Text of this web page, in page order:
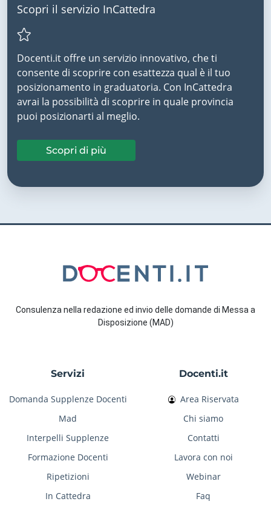
Scopri il servizio InCattedra
Docenti.it offre un servizio innovativo, che ti
consente di scoprire con esattezza qual è il tuo
posizionamento in graduatoria. Con InCattedra
avrai la possibilità di scoprire in quale provincia
puoi posizionarti al meglio.
Scopri di più
Consulenza nella redazione ed invio delle domande di Messa a
Disposizione (MAD)
Servizi
Domanda Supplenze Docenti
Mad
Interpelli Supplenze
Formazione Docenti
Ripetizioni
In Cattedra
Docenti.it
Area Riservata
Chi siamo
Contatti
Lavora con noi
Webinar
Faq